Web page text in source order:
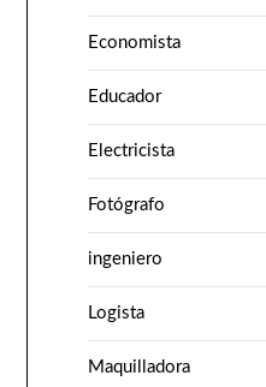
Economista
Educador
Electricista
Fotógrafo
ingeniero
Logista
Maquilladora